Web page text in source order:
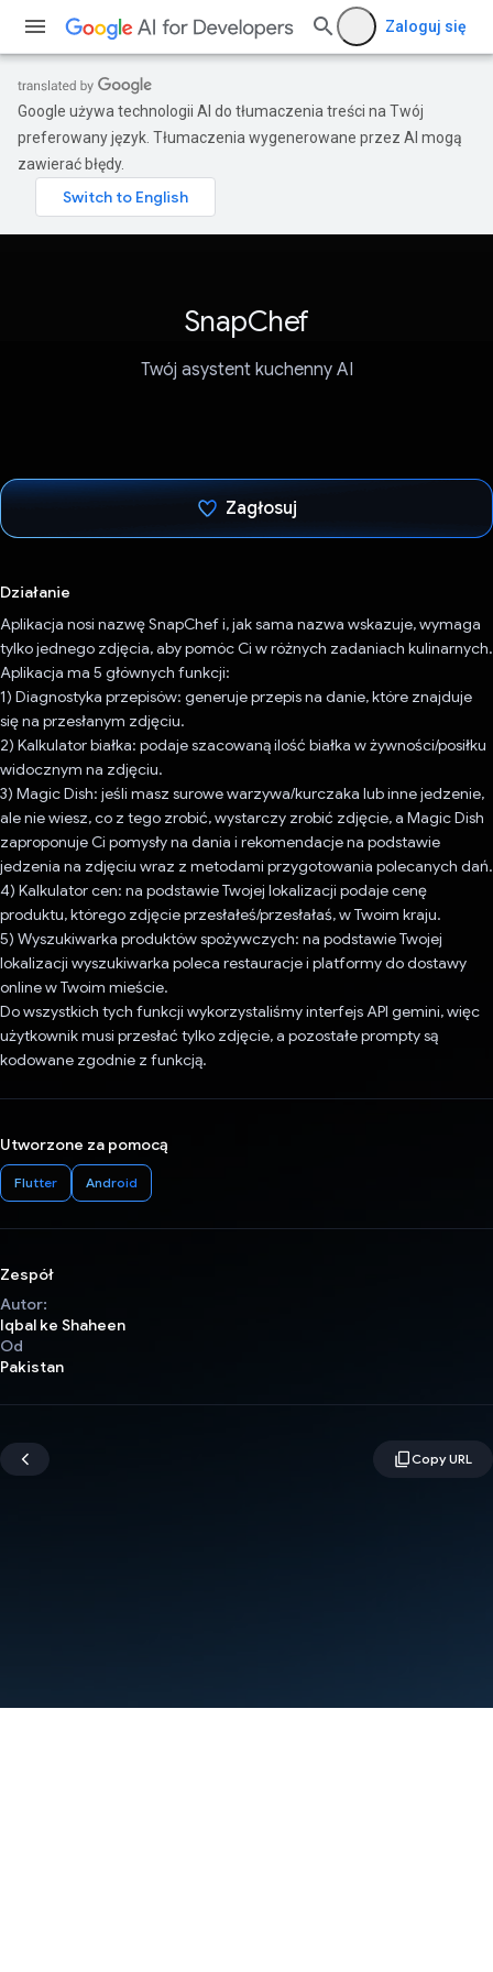
Zaloguj się
Google używa technologii AI do tłumaczenia treści na Twój
preferowany język. Tłumaczenia wygenerowane przez AI mogą
zawierać błędy.
SnapChef
Twój asystent kuchenny AI
Zagłosuj
Działanie
Aplikacja nosi nazwę SnapChef i, jak sama nazwa wskazuje, wymaga
tylko jednego zdjęcia, aby pomóc Ci w różnych zadaniach kulinarnych.
Aplikacja ma 5 głównych funkcji:
1) Diagnostyka przepisów: generuje przepis na danie, które znajduje
się na przesłanym zdjęciu.
2) Kalkulator białka: podaje szacowaną ilość białka w żywności/posiłku
widocznym na zdjęciu.
3) Magic Dish: jeśli masz surowe warzywa/kurczaka lub inne jedzenie,
ale nie wiesz, co z tego zrobić, wystarczy zrobić zdjęcie, a Magic Dish
zaproponuje Ci pomysły na dania i rekomendacje na podstawie
jedzenia na zdjęciu wraz z metodami przygotowania polecanych dań.
4) Kalkulator cen: na podstawie Twojej lokalizacji podaje cenę
produktu, którego zdjęcie przesłałeś/przesłałaś, w Twoim kraju.
5) Wyszukiwarka produktów spożywczych: na podstawie Twojej
lokalizacji wyszukiwarka poleca restauracje i platformy do dostawy
online w Twoim mieście.
Do wszystkich tych funkcji wykorzystaliśmy interfejs API gemini, więc
użytkownik musi przesłać tylko zdjęcie, a pozostałe prompty są
kodowane zgodnie z funkcją.
Utworzone za pomocą
Flutter Android
Zespół
Autor:
Iqbal ke Shaheen
Od
Pakistan